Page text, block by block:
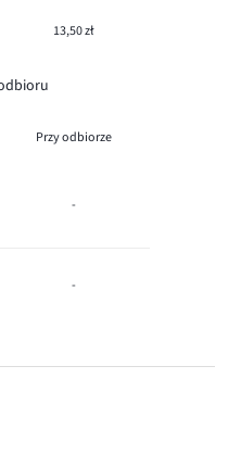
13,50 zł
Przy odbiorze
-
-